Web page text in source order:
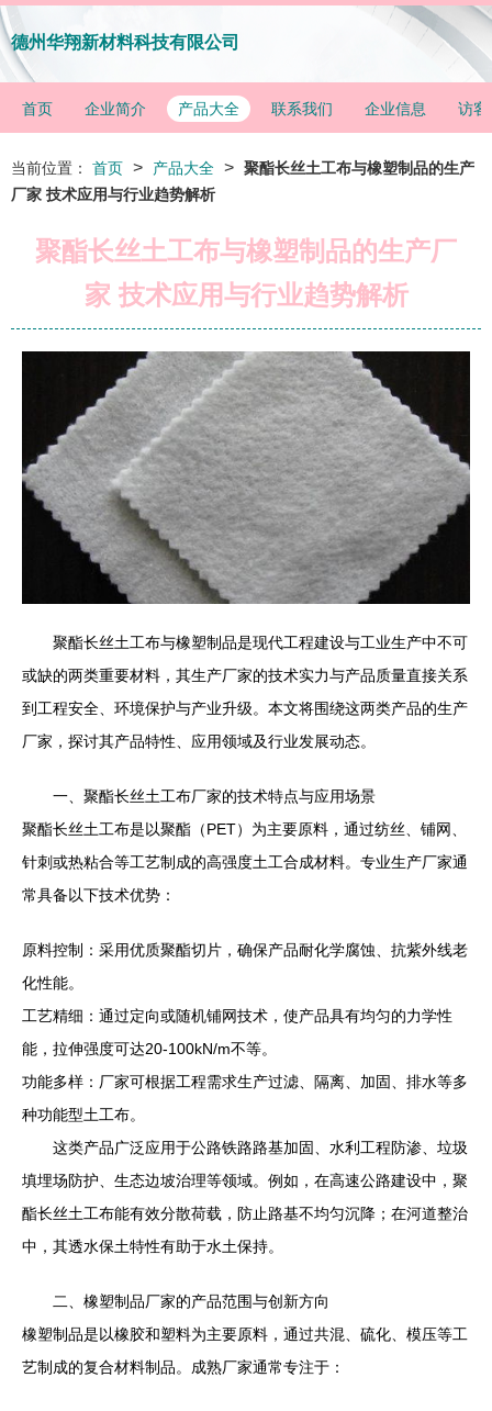
德州华翔新材料科技有限公司
首页 企业简介 产品大全 联系我们 企业信息 访客
当前位置： 首页 > 产品大全 > 聚酯长丝土工布与橡塑制品的生产
厂家 技术应用与行业趋势解析
聚酯长丝土工布与橡塑制品的生产厂
家 技术应用与行业趋势解析
聚酯长丝土工布与橡塑制品是现代工程建设与工业生产中不可
或缺的两类重要材料，其生产厂家的技术实力与产品质量直接关系
到工程安全、环境保护与产业升级。本文将围绕这两类产品的生产
厂家，探讨其产品特性、应用领域及行业发展动态。
一、聚酯长丝土工布厂家的技术特点与应用场景
聚酯长丝土工布是以聚酯（PET）为主要原料，通过纺丝、铺网、
针刺或热粘合等工艺制成的高强度土工合成材料。专业生产厂家通
常具备以下技术优势：
原料控制：采用优质聚酯切片，确保产品耐化学腐蚀、抗紫外线老
化性能。
工艺精细：通过定向或随机铺网技术，使产品具有均匀的力学性
能，拉伸强度可达20-100kN/m不等。
功能多样：厂家可根据工程需求生产过滤、隔离、加固、排水等多
种功能型土工布。
这类产品广泛应用于公路铁路路基加固、水利工程防渗、垃圾
填埋场防护、生态边坡治理等领域。例如，在高速公路建设中，聚
酯长丝土工布能有效分散荷载，防止路基不均匀沉降；在河道整治
中，其透水保土特性有助于水土保持。
二、橡塑制品厂家的产品范围与创新方向
橡塑制品是以橡胶和塑料为主要原料，通过共混、硫化、模压等工
艺制成的复合材料制品。成熟厂家通常专注于：